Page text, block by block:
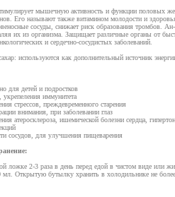
мышечную активность и функции половых
Его называют также витамином молодости и
сосуды, снижает риск образования тромбов. Ан-
их из организма. Защищает различные органы от
и сердечно-сосудистых заболеваний.
используются как дополнительный источник
для детей и подростков
иммунитета
стрессов, преждевременного старения
внимания, при заболевании глаз
атеросклероза, ишемической болезни сердца,
сосудов, для улучшения пищеварения
ложке 2-3 раза в день перед едой в чистом виде или
мл. Открытую бутылку хранить в холодильнике не